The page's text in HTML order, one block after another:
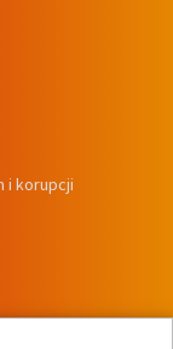
i korupcji